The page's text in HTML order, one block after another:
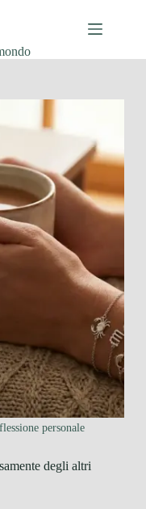
personale
degli altri